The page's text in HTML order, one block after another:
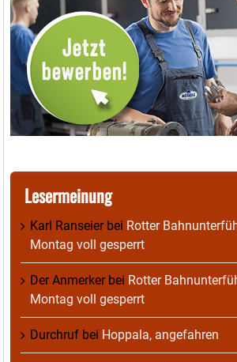
Lesermeinung
Karl Ranseierbei Rotter
Montag voll gesperrt
Der Anmerkerbei Rotter
Montag voll gesperrt
Durchruf bei Hoppala, angefahren